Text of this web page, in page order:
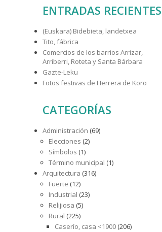
ENTRADAS RECIENTES
(Euskara) Bidebieta, landetxea
Tito, fábrica
Comercios de los barrios Arrizar,
Arriberri, Roteta y Santa Bárbara
Gazte-Leku
Fotos festivas de Herrera de Koro
CATEGORÍAS
Administración (69)
Elecciones (2)
Símbolos (1)
Término municipal (1)
Arquitectura (316)
Fuerte (12)
Industrial (23)
Relijiosa (5)
Rural (225)
Caserío, casa <1900 (206)